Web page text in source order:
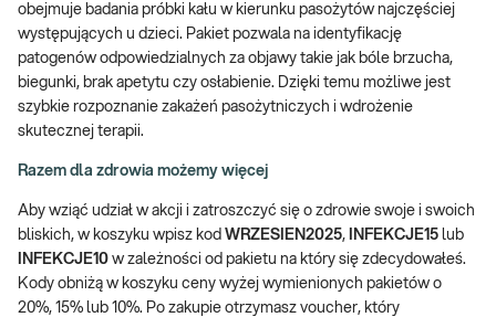
obejmuje badania próbki kału w kierunku pasożytów najczęściej
występujących u dzieci. Pakiet pozwala na identyfikację
patogenów odpowiedzialnych za objawy takie jak bóle brzucha,
biegunki, brak apetytu czy osłabienie. Dzięki temu możliwe jest
szybkie rozpoznanie zakażeń pasożytniczych i wdrożenie
skutecznej terapii.
Razem dla zdrowia możemy więcej
Aby wziąć udział w akcji i zatroszczyć się o zdrowie swoje i swoich
bliskich, w koszyku wpisz kod WRZESIEN2025, INFEKCJE15 lub
INFEKCJE10 w zależności od pakietu na który się zdecydowałeś.
Kody obniżą w koszyku ceny wyżej wymienionych pakietów o
20%, 15% lub 10%. Po zakupie otrzymasz voucher, który